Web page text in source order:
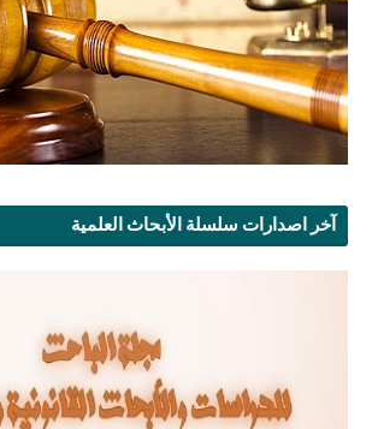
آخر اصدارات سلسلة الأبحاث العلمية